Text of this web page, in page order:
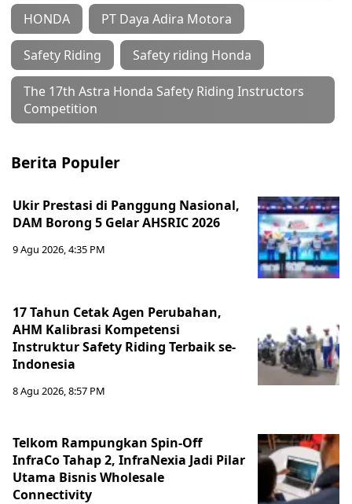
HONDA PT Daya Adira Motora
Safety Riding Safety riding Honda
The 17th Astra Honda Safety Riding Instructors
Competition
Berita Populer
Ukir Prestasi di Panggung Nasional,
DAM Borong 5 Gelar AHSRIC 2026
9 Agu 2026, 4:35 PM
17 Tahun Cetak Agen Perubahan,
AHM Kalibrasi Kompetensi
Instruktur Safety Riding Terbaik se-
Indonesia
8 Agu 2026, 8:57 PM
Telkom Rampungkan Spin-Off
InfraCo Tahap 2, InfraNexia Jadi Pilar
Utama Bisnis Wholesale
Connectivity